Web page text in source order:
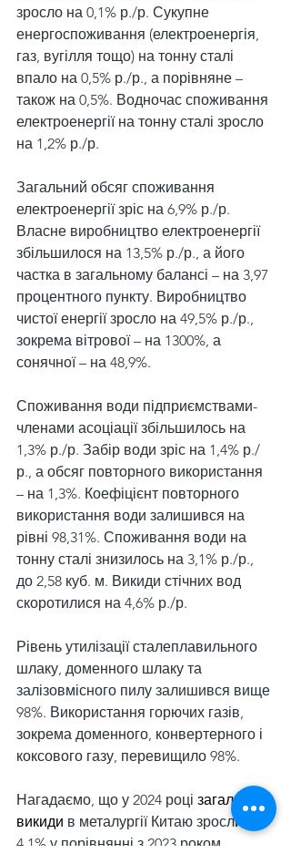
зросло на 0,1% р./р. Сукупне
енергоспоживання (електроенергія,
газ, вугілля тощо) на тонну сталі
впало на 0,5% р./р., а порівняне –
також на 0,5%. Водночас споживання
електроенергії на тонну сталі зросло
на 1,2% р./р.
Загальний обсяг споживання
електроенергії зріс на 6,9% р./р.
Власне виробництво електроенергії
збільшилося на 13,5% р./р., а його
частка в загальному балансі – на 3,97
процентного пункту. Виробництво
чистої енергії зросло на 49,5% р./р.,
зокрема вітрової – на 1300%, а
сонячної – на 48,9%.
Споживання води підприємствами-
членами асоціації збільшилось на
1,3% р./р. Забір води зріс на 1,4% р./
р., а обсяг повторного використання
– на 1,3%. Коефіцієнт повторного
використання води залишився на
рівні 98,31%. Споживання води на
тонну сталі знизилось на 3,1% р./р.,
до 2,58 куб. м. Викиди стічних вод
скоротилися на 4,6% р./р.
Рівень утилізації сталеплавильного
шлаку, доменного шлаку та
залізовмісного пилу залишився вище
98%. Використання горючих газів,
зокрема доменного, конвертерного і
коксового газу, перевищило 98%.
Нагадаємо, що у 2024 році загальні
викиди в металургії Китаю зросли на
4,1% у порівнянні з 2023 роком.